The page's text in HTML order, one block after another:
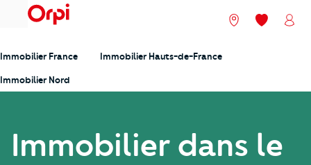
menu Nos agences
Mes
Immobilier France Immobilier Hauts-de-France
Immobilier Nord
Immobilier dans le